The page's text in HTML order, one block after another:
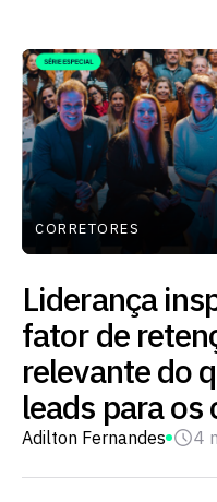
CORRETORES
Liderança
fator de
relevante do
leads para
Adilton Fernandes 4